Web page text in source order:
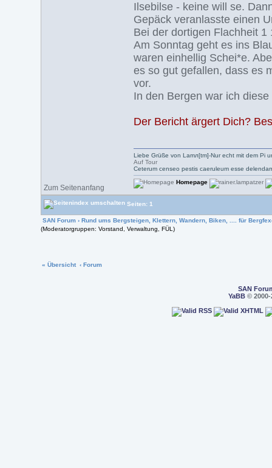
Ilsebilse - keine will se.
Gepäck veranlasste einen
Bei der dortigen Flachheit 1
Am Sonntag geht es ins
waren einhellig Schei*e.
es so gut gefallen, dass es
vor.
In den Bergen war ich
Der Bericht ärgert Dich?
Zum Seitenanfang
Liebe Grüße von Lamл[tm]-Nur echt mit dem Pi
Auf Tour
Ceterum censeo pestis caeruleum esse
Homepage
Seiten: 1
SAN Forum› Rund ums Bergsteigen, Klettern, Wandern, Biken, .... für
(Moderatorgruppen: Vorstand, Verwaltung, FÜL)
« Übersicht ‹ Forum
SAN
YaBB© 2000-